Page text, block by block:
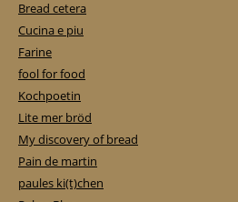
Bread cetera
Cucina e piu
Farine
fool for food
Kochpoetin
Lite mer bröd
My discovery of bread
Pain de martin
paules ki(t)chen